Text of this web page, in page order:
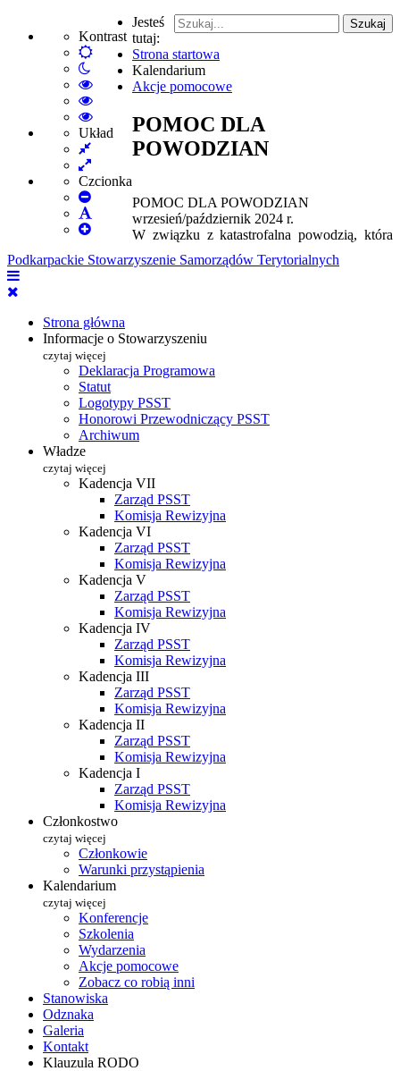
Kontrast
Default
mode
Włącz
tryb
nocny
High
Contrast
Black
White
High
Contrast
Black
High
Contrast
mode
Układ
Fixed
layout
Wide
layout
Czcionka
Set
Smaller
FontDefault
Set
Font
Szukaj
Podkarpackie Stowarzyszenie Samorządów Terytorialnych
Strona główna
Informacje o Stowarzyszeniu
czytaj więcej
Deklaracja Programowa
Statut
Logotypy PSST
Honorowi Przewodniczący PSST
Archiwum
Władze
czytaj więcej
Kadencja VII
Zarząd PSST
Komisja Rewizyjna
Kadencja VI
Zarząd PSST
Komisja Rewizyjna
Kadencja V
Zarząd PSST
Komisja Rewizyjna
Kadencja IV
Zarząd PSST
Komisja Rewizyjna
Kadencja III
Zarząd PSST
Komisja Rewizyjna
Kadencja II
Zarząd PSST
Komisja Rewizyjna
Kadencja I
Zarząd PSST
Komisja Rewizyjna
Członkostwo
czytaj więcej
Członkowie
Warunki przystąpienia
Kalendarium
czytaj więcej
Konferencje
Szkolenia
Wydarzenia
Akcje pomocowe
Zobacz co robią inni
Stanowiska
Odznaka
Galeria
Kontakt
Klauzula RODO
Jesteś
tutaj:
Strona startowa
Kalendarium
Akcje pomocowe
POMOC DLA
POWODZIAN
POMOC DLA POWODZIAN
wrzesień/październik 2024 r.
W związku z katastrofalna powodzią, która